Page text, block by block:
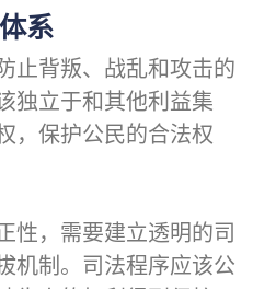
系
止背叛、战乱和攻击的
独立于和其他利益集
，保护公民的合法权
性，需要建立透明的司
机制。司法程序应该公